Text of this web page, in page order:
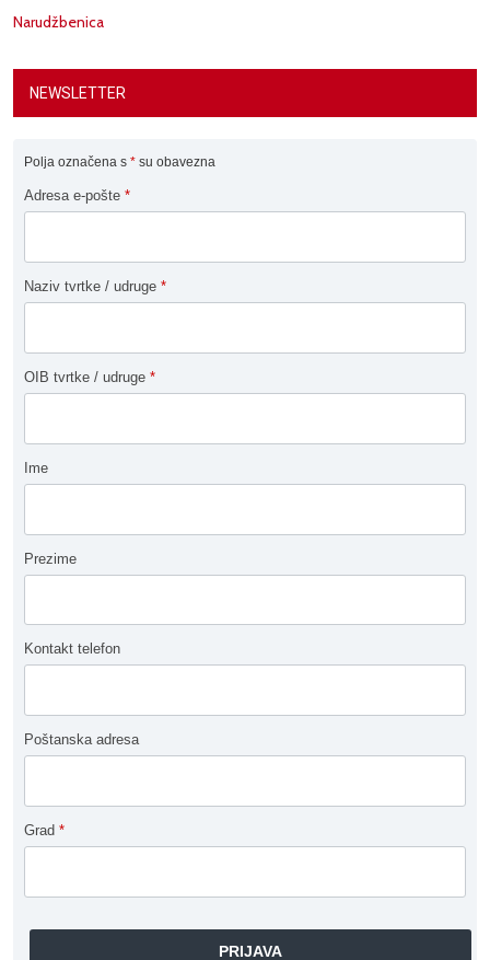
Narudžbenica
NEWSLETTER
Polja označena s * su obavezna
Adresa e-pošte *
Naziv tvrtke / udruge *
OIB tvrtke / udruge *
Ime
Prezime
Kontakt telefon
Poštanska adresa
Grad *